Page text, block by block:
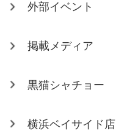
外部イベント
掲載メディア
黒猫シャチョー
横浜ベイサイド店